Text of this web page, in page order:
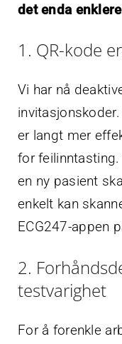
det enda
1. QR-kode
Vi har nå
er langt mer
for feilinntasting.
en ny pasient
enkelt kan
ECG247-appen
2.
testvarighet
For å forenkle